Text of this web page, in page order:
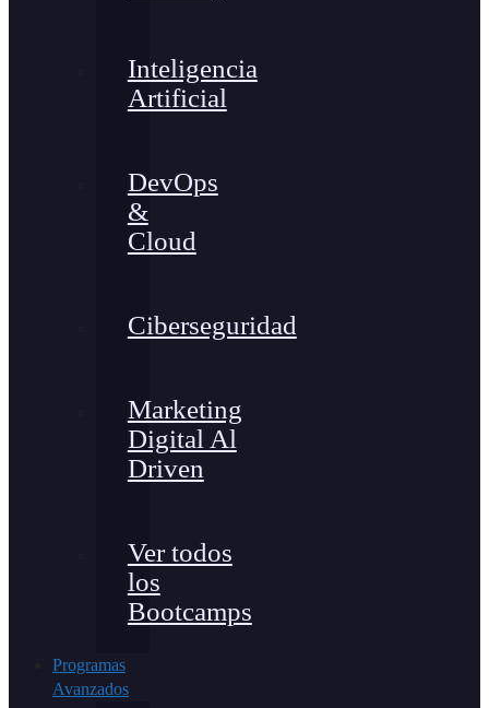
Inteligencia
Artificial
DevOps
&
Cloud
Ciberseguridad
Marketing
Digital Al
Driven
Ver todos
los
Bootcamps
Programas
Avanzados